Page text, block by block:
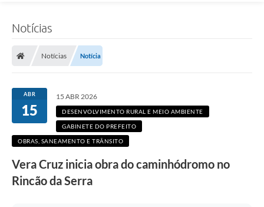
Notícias
Notícias Notícia
ABR
15
15 ABR 2026
DESENVOLVIMENTO RURAL E MEIO AMBIENTE
GABINETE DO PREFEITO
OBRAS, SANEAMENTO E TRÂNSITO
Vera Cruz inicia obra do caminhódromo no
Rincão da Serra